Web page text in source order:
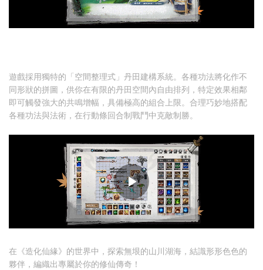
遊戲採用獨特的「空間整理式」丹田建構系統。各種功法將化作不
同形狀的拼圖，供你在有限的丹田空間內自由排列，特定效果相鄰
即可觸發強大的共鳴增幅，具備極高的組合上限。合理巧妙地搭配
各種功法與法術，在行動條回合制戰鬥中克敵制勝。
在《造化仙緣》的世界中，探索無垠的山川湖海，結識形形色色的
夥伴，編織出專屬於你的修仙傳奇！